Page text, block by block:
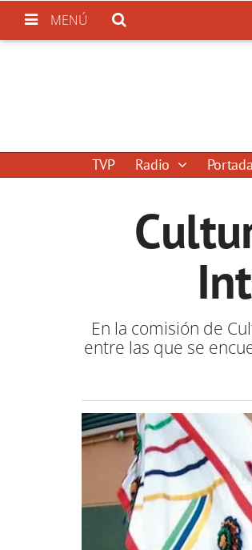
MENÚ
TVP Radio Portada
En la comisión de
entre las que se